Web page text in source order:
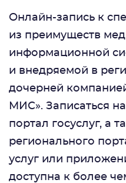
Онлайн-запись к
из преимуществ
информационной
и внедряемой в
дочерней
МИС». Записаться
портал госуслуг, а
регионального
услуг или
доступна к более